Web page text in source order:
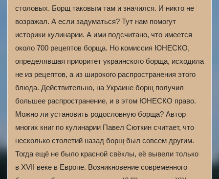
столовых. Борщ таковым там и значился. И никто не
возражал. А если задуматься? Тут нам помогут
историки кулинарии. А ими подсчитано, что имеется
около 700 рецептов борща. Но комиссия ЮНЕСКО,
определявшая приоритет украинского борща, исходила
не из рецептов, а из широкого распространения этого
блюда. Действительно, на Украине борщ получил
большее распространение, и в этом ЮНЕСКО право.
Можно ли установить родословную борща? Автор
многих книг по кулинарии Павел Сюткин считает, что
несколько столетий назад борщ был совсем другим.
Тогда ещё не было красной свёклы, её вывели только
в XVII веке в Европе. Возникновение современного